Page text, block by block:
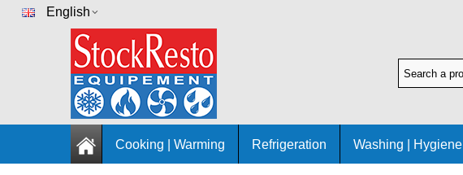
English
Cooking | Warming Refrigeration Washing | Hygiene